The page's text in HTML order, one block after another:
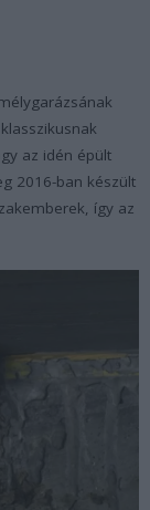
az idén épült
2016-ban készült
így az